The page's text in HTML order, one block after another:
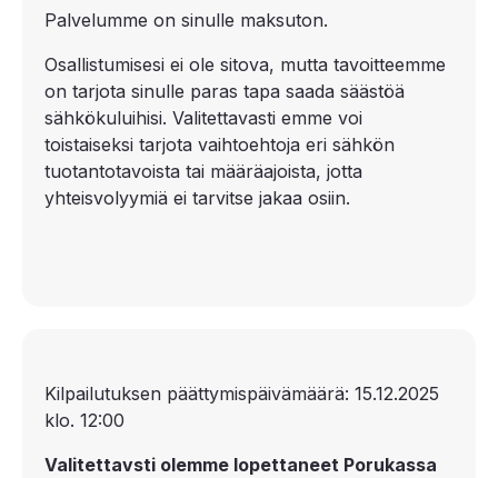
Kilpailutuksen päättymispäivämäärä: 15.12.2025
klo. 12:00
Valitettavsti olemme lopettaneet Porukassa
Palvelumme on sinulle maksuton.
Osallistumisesi ei ole sitova, mutta tavoitteemme
on tarjota sinulle paras tapa saada säästöä
sähkökuluihisi. Valitettavasti emme voi
toistaiseksi tarjota vaihtoehtoja eri sähkön
tuotantotavoista tai määräajoista, jotta
yhteisvolyymiä ei tarvitse jakaa osiin.